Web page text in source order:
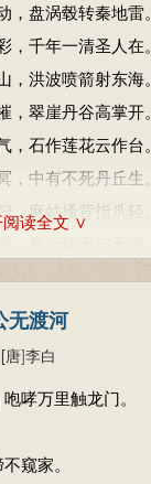
，盘涡毂转秦地雷。
，千年一清圣人在。
，洪波喷箭射东海。
，翠崖丹谷高掌开。
，石作莲花云作台。
，中有不死丹丘生。
，麻姑搔背指爪轻。
，东来蓬莱复西归。
，骑二茅龙上天飞。
阅读全文 ∨
无渡河
[唐]李白
哮万里触龙门。
窥家。